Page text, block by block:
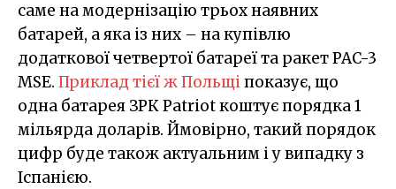
саме на модернізацію трьох наявних
батарей, а яка із них – на купівлю
додаткової четвертої батареї та ракет PAC-3
MSE. Приклад тієї ж Польщіпоказує, що
одна батарея ЗРК Patriot коштує порядка 1
мільярда доларів. Ймовірно, такий порядок
цифр буде також актуальним і у випадку з
Іспанією.